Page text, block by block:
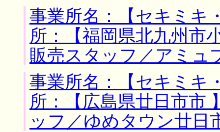
事業所名：【セキミ
所：【福岡県北九州市
販売スタッフ／アミュ
事業所名：【セキミ
所：【広島県廿日市市
ッフ／ゆめタウン廿日